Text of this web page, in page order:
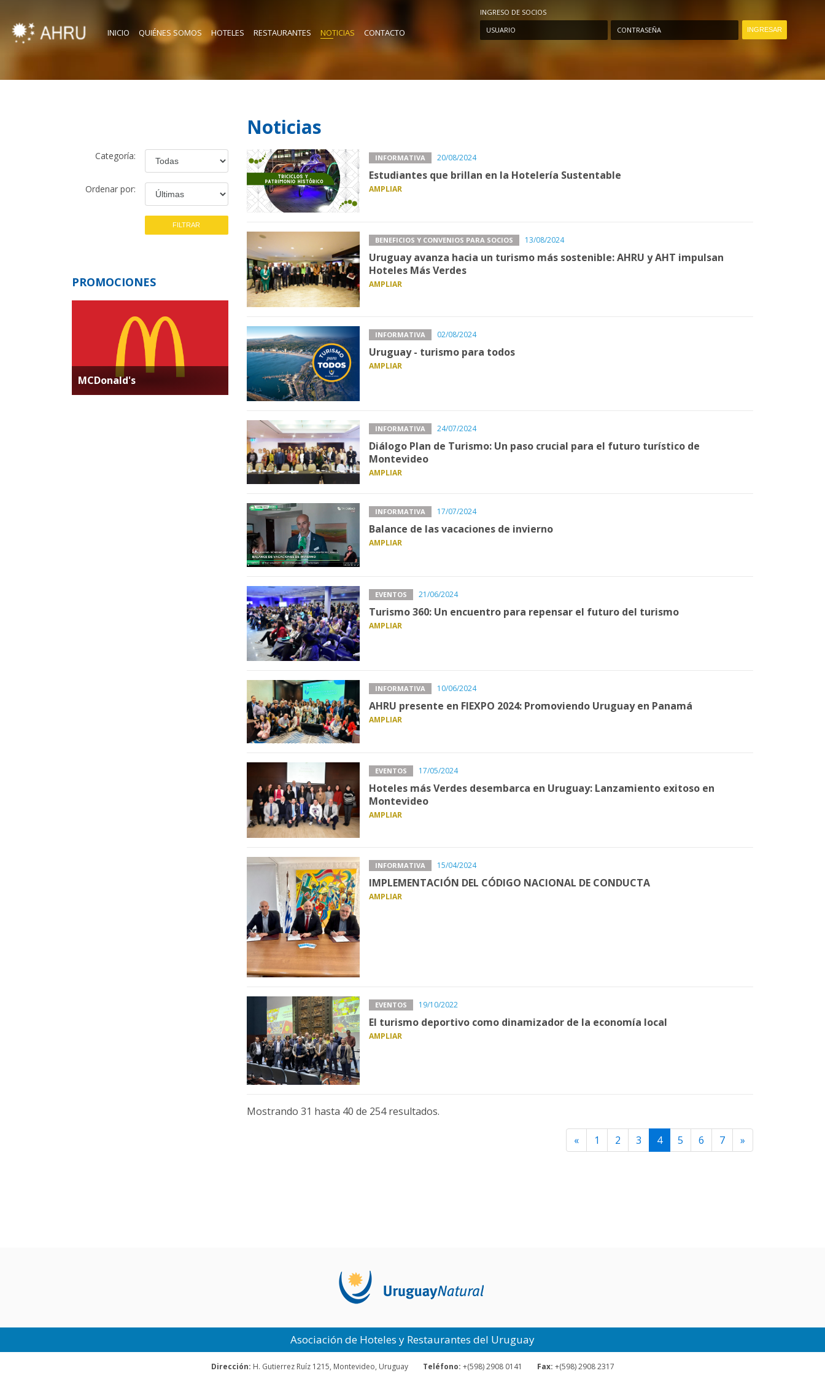
INICIO QUIÉNES SOMOS HOTELES RESTAURANTES NOTICIAS CONTACTO
INGRESO DE SOCIOS
USUARIO
CONTRASEÑA
Noticias
Categoría:
Ordenar por:
PROMOCIONES
MCDonald's
INFORMATIVA 20/08/2024
Estudiantes que brillan en la Hotelería Sustentable
AMPLIAR
BENEFICIOS Y CONVENIOS PARA SOCIOS 13/08/2024
Uruguay avanza hacia un turismo más sostenible: AHRU y AHT impulsan
Hoteles Más Verdes
AMPLIAR
INFORMATIVA 02/08/2024
Uruguay - turismo para todos
AMPLIAR
INFORMATIVA 24/07/2024
Diálogo Plan de Turismo: Un paso crucial para el futuro turístico de
Montevideo
AMPLIAR
INFORMATIVA 17/07/2024
Balance de las vacaciones de invierno
AMPLIAR
EVENTOS 21/06/2024
Turismo 360: Un encuentro para repensar el futuro del turismo
AMPLIAR
INFORMATIVA 10/06/2024
AHRU presente en FIEXPO 2024: Promoviendo Uruguay en Panamá
AMPLIAR
EVENTOS 17/05/2024
Hoteles más Verdes desembarca en Uruguay: Lanzamiento exitoso en
Montevideo
AMPLIAR
INFORMATIVA 15/04/2024
IMPLEMENTACIÓN DEL CÓDIGO NACIONAL DE CONDUCTA
AMPLIAR
EVENTOS 19/10/2022
El turismo deportivo como dinamizador de la economía local
AMPLIAR
Mostrando 31 hasta 40 de 254 resultados.
«Previous
1 2 3 4 5 6 7 »
Asociación de Hoteles y Restaurantes del Uruguay
Dirección: H. Gutierrez Ruíz 1215, Montevideo, Uruguay Teléfono: +(598) 2908 0141 Fax: +(598) 2908 2317